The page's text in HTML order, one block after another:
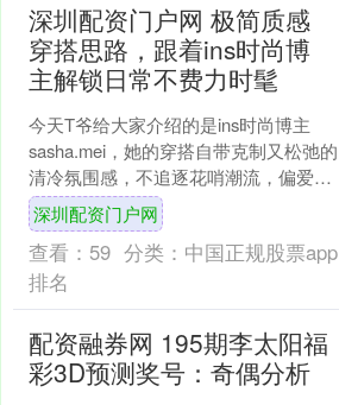
深圳配资门户网 极简质感
穿搭思路，跟着ins时尚博
主解锁日常不费力时髦
今天T爷给大家介绍的是ins时尚博主
sasha.mei，她的穿搭自带克制又松弛的
清冷氛围感，不追逐花哨潮流，偏爱垂
顺缎面、透气棉麻、水洗牛仔这类自带
肌理感的基础....
深圳配资门户网
查看： 59 分类： 中国正规股票app
排名
配资融券网 195期李太阳福
彩3D预测奖号：奇偶分析